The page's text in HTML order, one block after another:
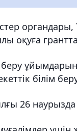
оқуға
білім
26 наурызда